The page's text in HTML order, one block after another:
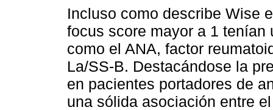
Incluso como describe Wise
focus score mayor a 1 tenían
como el ANA, factor
La/SS-B. Destacándose la
en pacientes portadores de
una sólida asociación entre